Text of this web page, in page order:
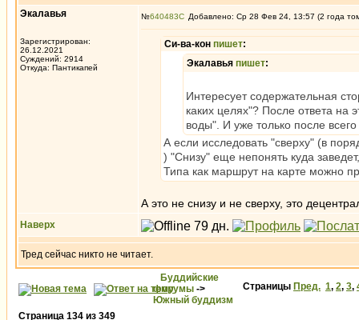
Экалавья
Зарегистрирован:
26.12.2021
Суждений: 2914
Откуда: Пантикапей
№640483 Добавлено: Ср 28 Фев 24, 13:57 (2 года
Си-ва-кон пишет:
Экалавья пишет:
Интересует содержательная
каких целях"? После ответа
воды". И уже только после
А если исследовать "сверху" (в
) "Снизу" еще непонять куда
Типа как маршрут на карте можно
А это не снизу и не сверху, это
Наверх
Тред сейчас никто не читает.
Буддийские
форумы ->
Южный буддизм
Страницы Пред. 1, 2, 3,
Страница 134 из 349